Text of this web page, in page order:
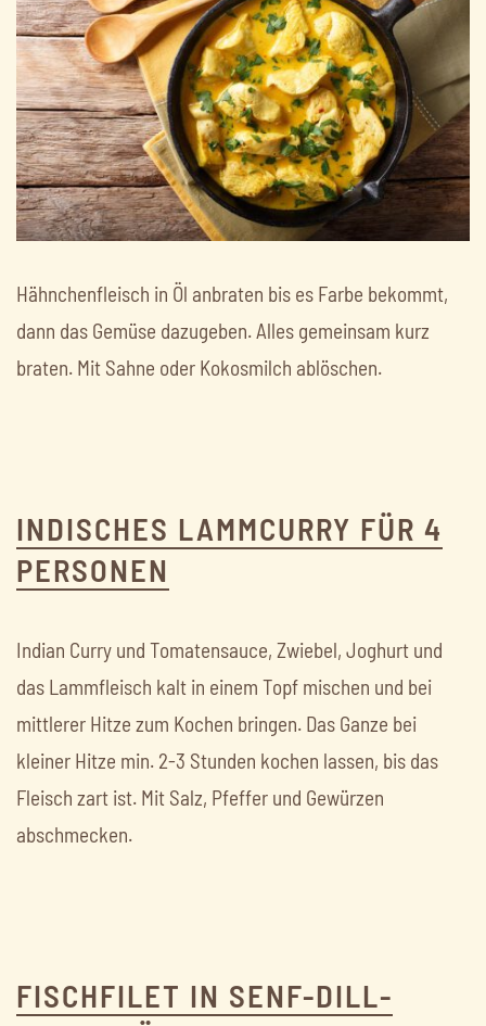
Hähnchenfleisch in Öl anbraten bis es Farbe bekommt,
dann das Gemüse dazugeben. Alles gemeinsam kurz
braten. Mit Sahne oder Kokosmilch ablöschen.
INDISCHES LAMMCURRY FÜR 4
PERSONEN
Indian Curry und Tomatensauce, Zwiebel, Joghurt und
das Lammfleisch kalt in einem Topf mischen und bei
mittlerer Hitze zum Kochen bringen. Das Ganze bei
kleiner Hitze min. 2-3 Stunden kochen lassen, bis das
Fleisch zart ist. Mit Salz, Pfeffer und Gewürzen
abschmecken.
FISCHFILET IN SENF-DILL-